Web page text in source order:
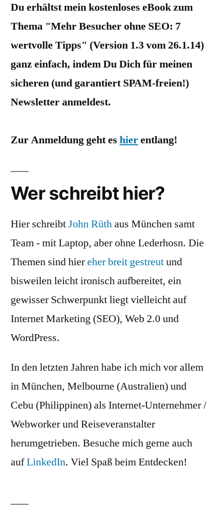
Du erhältst mein kostenloses eBook zum
Thema "Mehr Besucher ohne SEO: 7
wertvolle Tipps" (Version 1.3 vom 26.1.14)
ganz einfach, indem Du Dich für meinen
sicheren (und garantiert SPAM-freien!)
Newsletter anmeldest.
Zur Anmeldung geht es hierentlang!
Wer schreibt hier?
Hier schreibtJohn Rüthaus München samt
Team - mit Laptop, aber ohne Lederhosn. Die
Themen sind hiereher breit gestreutund
bisweilen leicht ironisch aufbereitet, ein
gewisser Schwerpunkt liegt vielleicht auf
Internet Marketing (SEO), Web 2.0 und
WordPress.
In den letzten Jahren habe ich mich vor allem
in München, Melbourne (Australien) und
Cebu (Philippinen) als Internet-Unternehmer /
Webworker und Reiseveranstalter
herumgetrieben. Besuche mich gerne auch
aufLinkedIn. Viel Spaß beim Entdecken!